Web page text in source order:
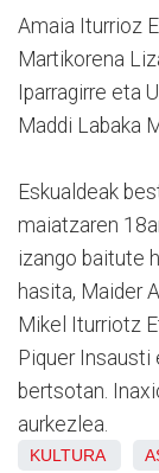
Amaia Iturrioz
Martikorena
Iparragirre eta
Maddi Labaka
Eskualdeak
maiatzaren
izango baitute
hasita, Maider
Mikel Iturriotz
Piquer Insausti
bertsotan.
aurkezlea.
KULTURA